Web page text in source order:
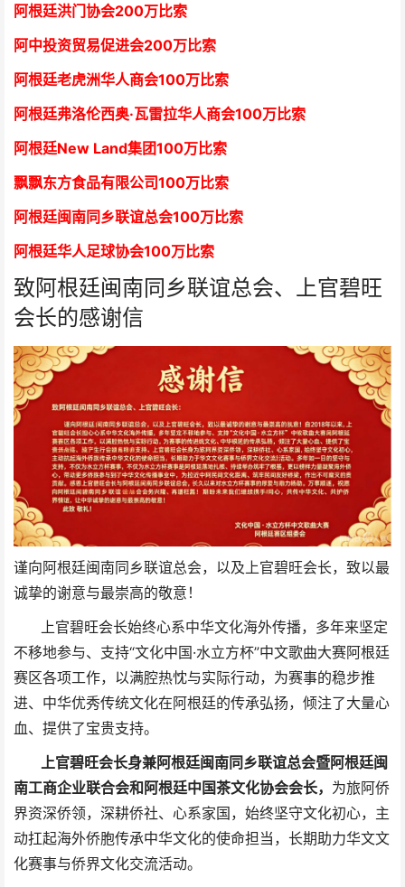
阿根廷洪门协会200万比索
阿中投资贸易促进会200万比索
阿根廷老虎洲华人商会100万比索
阿根廷弗洛伦西奥·瓦雷拉华人商会100万比索
阿根廷New Land集团100万比索
飘飘东方食品有限公司100万比索
阿根廷闽南同乡联谊总会100万比索
阿根廷华人足球协会100万比索
致阿根廷闽南同乡联谊总会、上官碧旺
会长的感谢信
谨向阿根廷闽南同乡联谊总会，以及上官碧旺会长，致以最
诚挚的谢意与最崇高的敬意！
上官碧旺会长始终心系中华文化海外传播，多年来坚定
不移地参与、支持“文化中国·水立方杯”中文歌曲大赛阿根廷
赛区各项工作，以满腔热忱与实际行动，为赛事的稳步推
进、中华优秀传统文化在阿根廷的传承弘扬，倾注了大量心
血、提供了宝贵支持。
上官碧旺会长身兼阿根廷闽南同乡联谊总会暨阿根廷闽
南工商企业联合会和阿根廷中国茶文化协会会长， 为旅阿侨
界资深侨领，深耕侨社、心系家国，始终坚守文化初心，主
动扛起海外侨胞传承中华文化的使命担当，长期助力华文文
化赛事与侨界文化交流活动。